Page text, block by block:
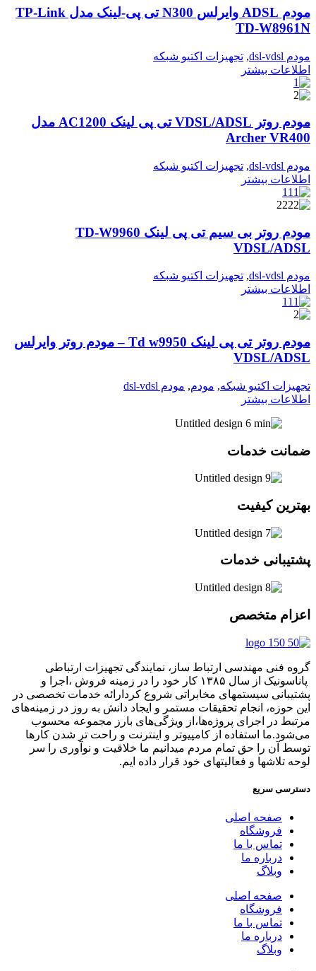
مودم ADSL وایرلس N300 تی پی-لینک مدل TP-Link
TD-W8961N
مودم dsl-vdsl , تجهیزات اکتیو شبکه
اطلاعات بیشتر
مودم روتر VDSL/ADSL تی پی لینک AC1200 مدل
Archer VR400
مودم dsl-vdsl , تجهیزات اکتیو شبکه
اطلاعات بیشتر
مودم روتر بی سیم تی پی لینک TD-W9960
VDSL/ADSL
مودم dsl-vdsl , تجهیزات اکتیو شبکه
اطلاعات بیشتر
مودم روتر تی پی لینک Td w9950 – مودم روتر وایرلس
VDSL/ADSL
تجهیزات اکتیو شبکه, مودم, مودم dsl-vdsl
اطلاعات بیشتر
ضمانت خدمات
بهترین کیفیت
پشتیبانی خدمات
اعزام متخصص
گروه فنی مهندسی ارتباط ساز، نمایندگی تجهیزات ارتباطی
پاناسونیک از سال ۱۳۸۵ کار خود را در زمینه فروش ،اجرا و
پشتیبانی سیستمهای مخابراتی شروع کردارائه خدمات تخصصی در
این حوزه، انجام تحقیقات مستمر و ایجاد دانش به‌ روز در زمینه‌های
مرتبط در اجرای پروژه‌ها،از ویژگی‌های بارز مجموعه محسوب
می‌شود.ما استفاده از کامپیوتر و اینترنت و راحت تر شدن کارها
توسط آن را حق تمام مردم میدانیم ما خلاقیت و نوآوری را سر
لوحه تلاشها و فعالیتهای خود قرار داده ایم.
دسترسی سریع
صفحه اصلی
فروشگاه
تماس با ما
درباره ما
وبلاگ
صفحه اصلی
فروشگاه
تماس با ما
درباره ما
وبلاگ